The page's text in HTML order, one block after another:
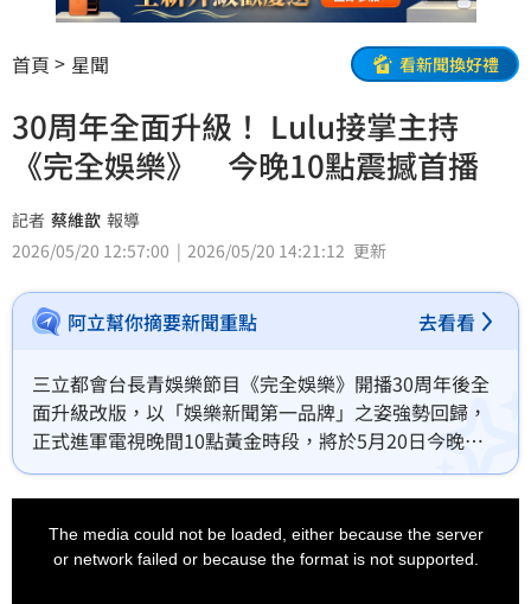
首頁 星聞 看新聞換好禮
30周年全面升級！ Lulu接掌主持
《完全娛樂》 今晚10點震撼首播
記者 蔡維歆 報導
2026/05/20 12:57:00
2026/05/20 14:21:12 更新
阿立幫你摘要新聞重點 去看看
三立都會台長青娛樂節目《完全娛樂》開播30周年後全
面升級改版，以「娛樂新聞第一品牌」之姿強勢回歸，
正式進軍電視晚間10點黃金時段，將於5月20日今晚起
於每週三、四晚間10點播出。節目內容全面進化，結合
即時話題、明星專訪與生活情報，打造更貼近觀眾的全
方位娛樂情報站，展現搶攻晚間娛樂版圖的強大企圖
心。蔡維歆
The media could not be loaded, either because the server
or network failed or because the format is not supported.